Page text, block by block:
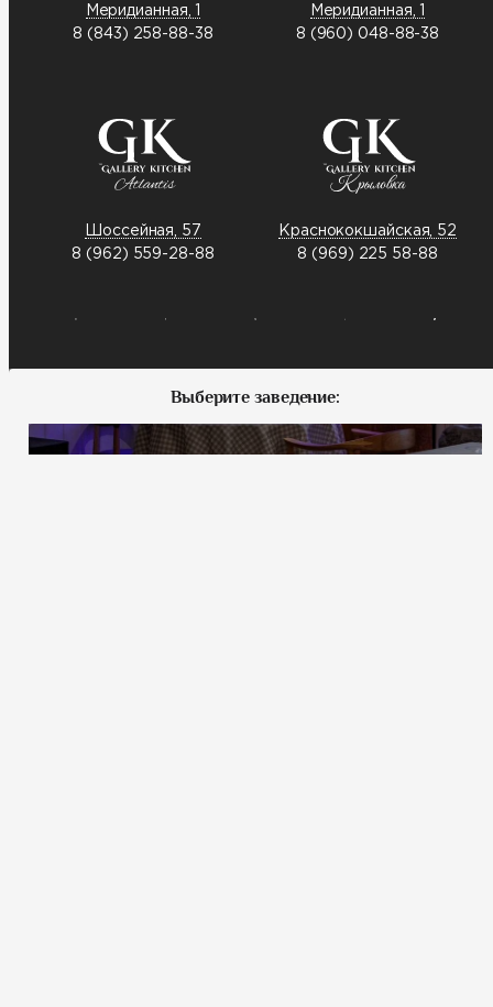
Меридианная, 1
8 (843) 258-88-38
Меридианная, 1
8 (960) 048-88-38
Шоссейная, 57
8 (962) 559-28-88
Краснококшайская, 52
8 (969) 225 58-88
Выберите заведение: